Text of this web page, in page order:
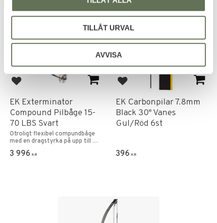
TILLÅT URVAL
AVVISA
Add to favorites
EK Exterminator
Compound Pilbåge 15-
70 LBS Svart
Otroligt flexibel compundbåge
med en dragstyrka på upp till 70
Pounds (32kg!).
3 996 KR
Add to favorites
EK Carbonpilar 7.8mm
Black 30" Vanes
Gul/Röd 6st
396 KR
FAVORITE